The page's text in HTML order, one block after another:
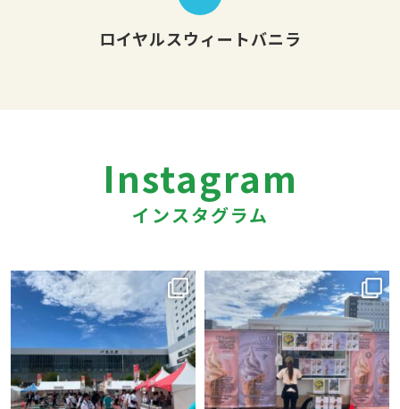
ロイヤルスウィートバニラ
Instagram
インスタグラム
azumino.base
9月 17
azumino.base
9月 14